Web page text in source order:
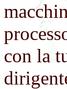
con la